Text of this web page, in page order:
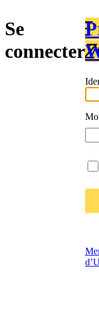
Se
connecter